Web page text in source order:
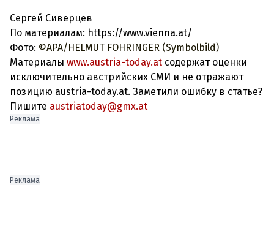
Сергей Сиверцев
По материалам: https://www.vienna.at/
Фото: ©APA/HELMUT FOHRINGER (Symbolbild)
Материалы www.austria-today.at содержат оценки
исключительно австрийских СМИ и не отражают
позицию austria-today.at. Заметили ошибку в статье?
Пишите austriatoday@gmx.at
Реклама
Реклама